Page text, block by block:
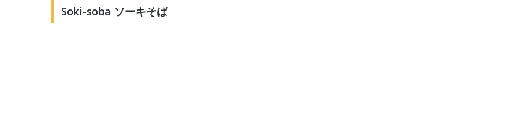
Soki-soba ソーキそば